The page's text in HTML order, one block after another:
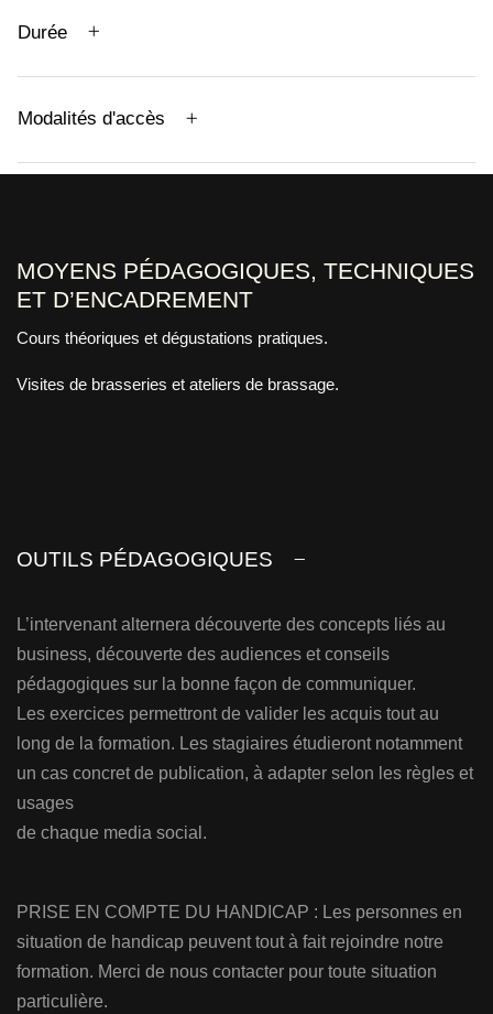
Durée
Modalités d'accès
MOYENS PÉDAGOGIQUES, TECHNIQUES
ET D’ENCADREMENT
Cours théoriques et dégustations pratiques.
Visites de brasseries et ateliers de brassage.
OUTILS PÉDAGOGIQUES
L’intervenant alternera découverte des concepts liés au
business, découverte des audiences et conseils
pédagogiques sur la bonne façon de communiquer.
Les exercices permettront de valider les acquis tout au
long de la formation. Les stagiaires étudieront notamment
un cas concret de publication, à adapter selon les règles et
usages
de chaque media social.
PRISE EN COMPTE DU HANDICAP : Les personnes en
situation de handicap peuvent tout à fait rejoindre notre
formation. Merci de nous contacter pour toute situation
particulière.